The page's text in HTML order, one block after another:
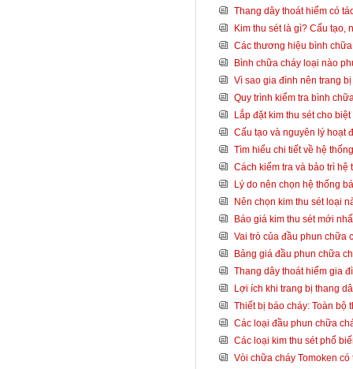
Thang dây thoát hiểm có
Kim thu sét là gì? Cấu tạo,
Các thương hiệu bình
Bình chữa cháy loại nào
Vì sao gia đình nên trang
Quy trình kiểm tra bình
Lắp đặt kim thu sét cho
Cấu tạo và nguyên lý hoạt
Tìm hiểu chi tiết về hệ
Cách kiểm tra và bảo trì
Lý do nên chọn hệ thống
Nên chọn kim thu sét loại
Báo giá kim thu sét mới
Vai trò của đầu phun chữa
Bảng giá đầu phun chữa
Thang dây thoát hiểm gia
Lợi ích khi trang bị thang
Thiết bị báo cháy: Toàn bộ
Các loại đầu phun chữa
Các loại kim thu sét phổ
Vòi chữa cháy Tomoken